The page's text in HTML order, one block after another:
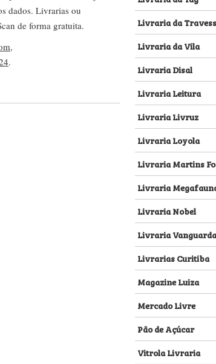
dados. Livrarias ou
de forma gratuita.
,
.
Livraria da
Livraria da Vila
Livraria Disal
Livraria Leitura
Livraria Livruz
Livraria Loyola
Livraria Martins
Livraria
Livraria Nobel
Livraria Vanguarda
Livrarias Curitiba
Magazine Luiza
Mercado Livre
Pão de Açúcar
Vitrola Livraria